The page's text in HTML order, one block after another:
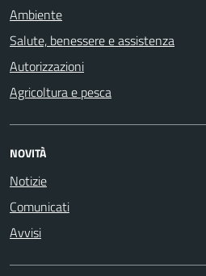
Ambiente
Salute, benessere e assistenza
Autorizzazioni
Agricoltura e pesca
NOVITÀ
Notizie
Comunicati
Avvisi